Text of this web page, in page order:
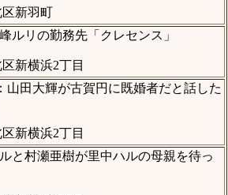
新羽町
峰ルリの勤務先「クレセンス」
新横浜2丁目
山田大輝が古賀円に既婚者だと話した
新横浜2丁目
ルと村瀬亜樹が里中ハルの母親を待っ